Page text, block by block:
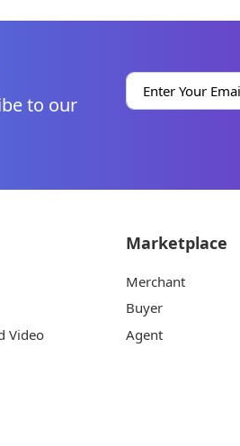
to our
Video
Marketplace
Merchant
Buyer
Agent